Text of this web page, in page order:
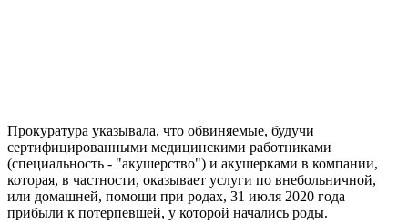
Прокуратура указывала, что обвиняемые, будучи
сертифицированными медицинскими работниками
(специальность - "акушерство") и акушерками в компании,
которая, в частности, оказывает услуги по внебольничной,
или домашней, помощи при родах, 31 июля 2020 года
прибыли к потерпевшей, у которой начались роды.